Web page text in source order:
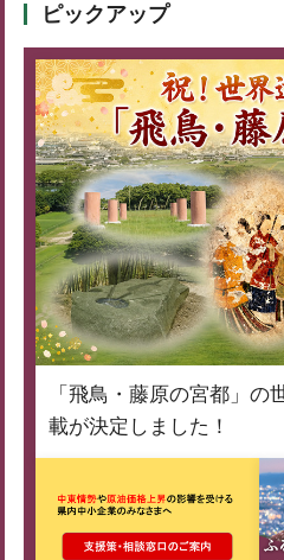
ピックアップ
「飛鳥・藤原の宮都」の
載が決定しました！